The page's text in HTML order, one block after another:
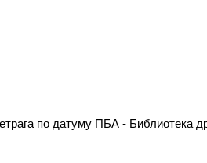
по датуму ПБА - Библиотека